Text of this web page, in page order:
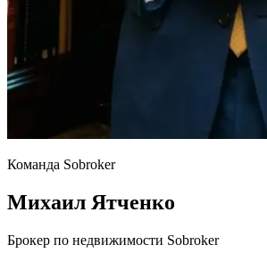
Команда Sobroker
Михаил Ятченко
Брокер по недвижимости Sobroker